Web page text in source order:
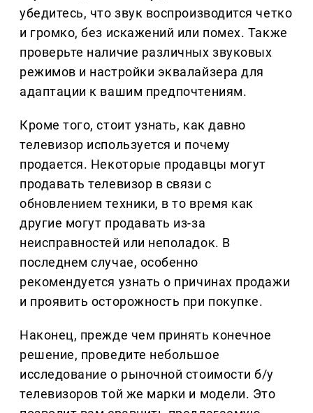
убедитесь, что звук воспроизводится четко
и громко, без искажений или помех. Также
проверьте наличие различных звуковых
режимов и настройки эквалайзера для
адаптации к вашим предпочтениям.
Кроме того, стоит узнать, как давно
телевизор используется и почему
продается. Некоторые продавцы могут
продавать телевизор в связи с
обновлением техники, в то время как
другие могут продавать из-за
неисправностей или неполадок. В
последнем случае, особенно
рекомендуется узнать о причинах продажи
и проявить осторожность при покупке.
Наконец, прежде чем принять конечное
решение, проведите небольшое
исследование о рыночной стоимости б/у
телевизоров той же марки и модели. Это